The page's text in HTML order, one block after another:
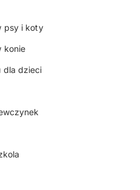
psy i koty
konie
dla dzieci